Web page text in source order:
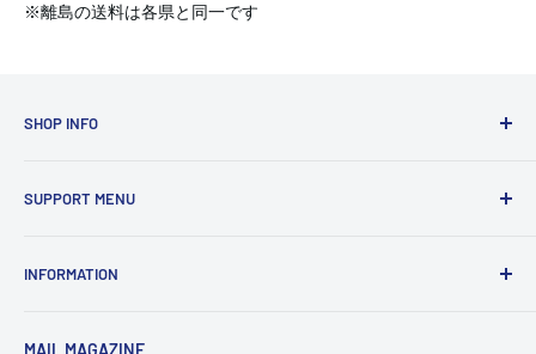
※離島の送料は各県と同一です
SHOP INFO
〒101-0021
定休日：水曜／日曜／祝日
SUPPORT MENU
初期不良・修理受付フォーム
交換保証受付フォーム
INFORMATION